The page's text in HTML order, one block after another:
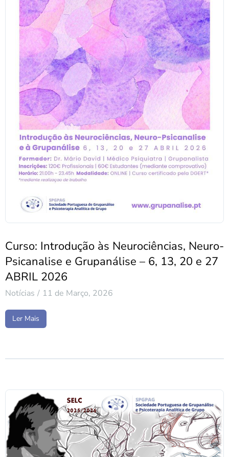
Curso: Introdução às Neurociências, Neuro-
Psicanalise e Grupanálise – 6, 13, 20 e 27
ABRIL 2026
Notícias 11 de Março, 2026
Ler Mais